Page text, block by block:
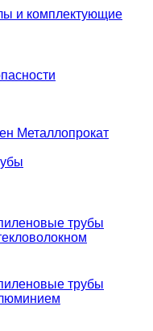
и комплектующие
Металлопрокат
трубы
трубы